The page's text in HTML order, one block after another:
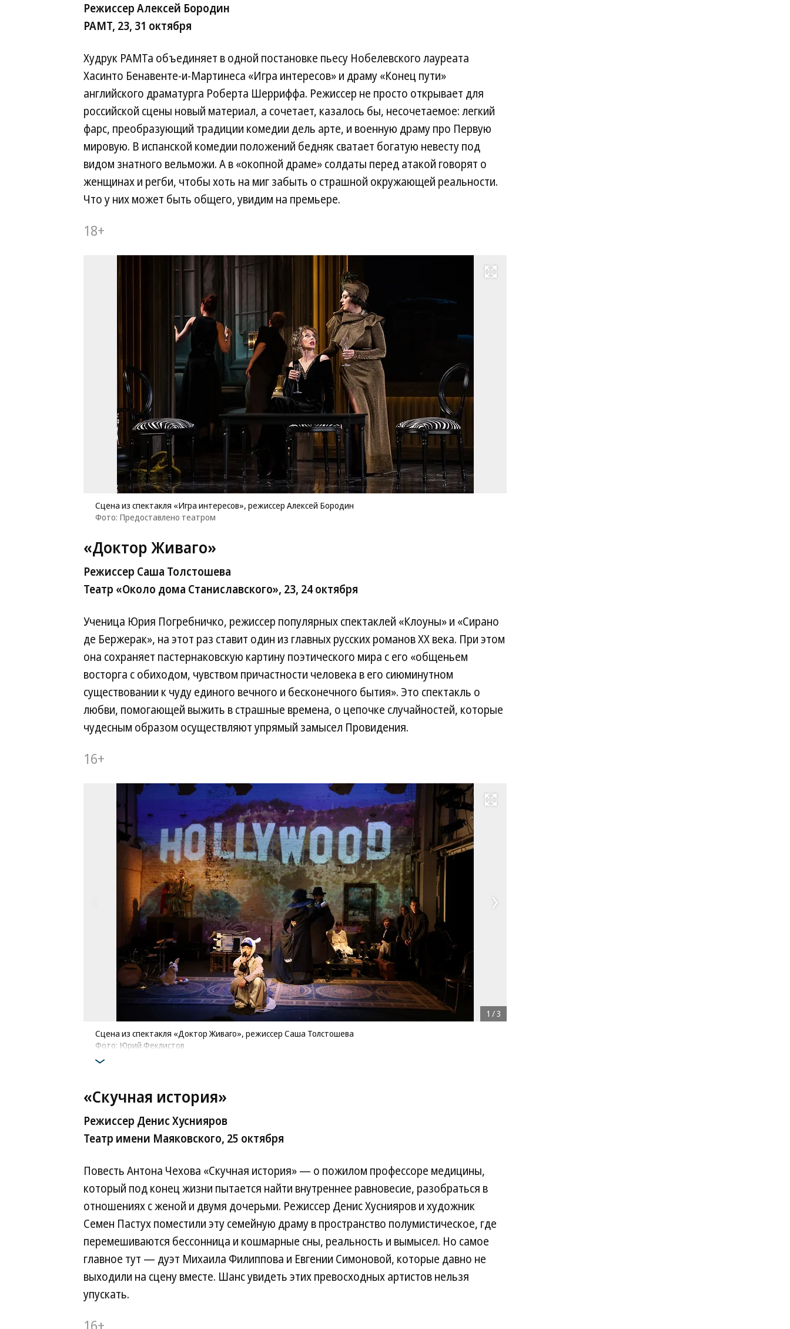
Режиссер Алексей Бородин
РАМТ, 23, 31 октября
Худрук РАМТа объединяет в одной постановке пьесу Нобелевского лауреата
Хасинто Бенавенте-и-Мартинеса «Игра интересов» и драму «Конец пути»
английского драматурга Роберта Шерриффа. Режиссер не просто открывает для
российской сцены новый материал, а сочетает, казалось бы, несочетаемое: легкий
фарс, преобразующий традиции комедии дель арте, и военную драму про Первую
мировую. В испанской комедии положений бедняк сватает богатую невесту под
видом знатного вельможи. А в «окопной драме» солдаты перед атакой говорят о
женщинах и регби, чтобы хоть на миг забыть о страшной окружающей реальности.
Что у них может быть общего, увидим на премьере.
18+
Развернуть на весь экран
Сцена из спектакля «Игра интересов», режиссер Алексей Бородин
Фото: Предоставлено театром
«Доктор Живаго»
Режиссер Саша Толстошева
Театр «Около дома Станиславского», 23, 24 октября
Ученица Юрия Погребничко, режиссер популярных спектаклей «Клоуны» и «Сирано
де Бержерак», на этот раз ставит один из главных русских романов ХХ века. При этом
она сохраняет пастернаковскую картину поэтического мира с его «общеньем
восторга с обиходом, чувством причастности человека в его сиюминутном
существовании к чуду единого вечного и бесконечного бытия». Это спектакль о
любви, помогающей выжить в страшные времена, о цепочке случайностей, которые
чудесным образом осуществляют упрямый замысел Провидения.
16+
Развернуть на весь экран
Сцена из спектакля «Доктор Живаго», режиссер Саша Толстошева
Фото: Юрий Феклистов
1 /3
«Скучная история»
Режиссер Денис Хуснияров
Театр имени Маяковского, 25 октября
Повесть Антона Чехова «Скучная история» — о пожилом профессоре медицины,
который под конец жизни пытается найти внутреннее равновесие, разобраться в
отношениях с женой и двумя дочерьми. Режиссер Денис Хуснияров и художник
Семен Пастух поместили эту семейную драму в пространство полумистическое, где
перемешиваются бессонница и кошмарные сны, реальность и вымысел. Но самое
главное тут — дуэт Михаила Филиппова и Евгении Симоновой, которые давно не
выходили на сцену вместе. Шанс увидеть этих превосходных артистов нельзя
упускать.